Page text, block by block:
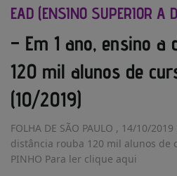
EAD (ENSINO SUPERIOR A
– Em 1 ano, ensino a
120 mil alunos de
(10/2019)
FOLHA DE SÃO PAULO , 14/10/
distância rouba 120 mil alunos de
PINHO Para ler clique aqui